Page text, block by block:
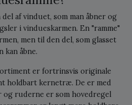
af vinduet, som man åbner og
i vindueskarmen. En "ramme"
men til den del, som glasset
kan åbne.
er fortrinsvis originale
holdbart kernetræ. De er med
og ruderne er som hovedregel